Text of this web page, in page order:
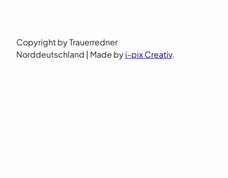
Copyright by Trauerredner
Norddeutschland | Made byi-pix Creativ.